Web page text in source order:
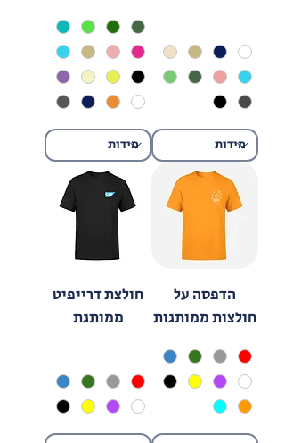
הדפסה על
חולצות ממותגות
חולצת דרייפיט
ממותגת